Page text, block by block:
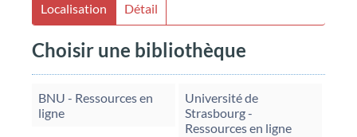
Localisation Détail
Choisir une bibliothèque
BNU - Ressources en
ligne
Université de
Strasbourg -
Ressources en ligne